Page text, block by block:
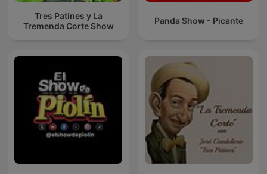
Tres Patines y La
Tremenda Corte Show
Panda Show - Picante